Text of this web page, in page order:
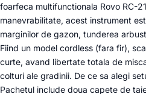
2.0
Ah
foarfeca multifunctionala Rovo RC-
manevrabilitate, acest instrument
marginilor de gazon, tunderea
Fiind un model cordless (fara fir),
curte, avand libertate totala de
colturi ale gradinii. De ce sa alegi
Pachetul include doua capete de